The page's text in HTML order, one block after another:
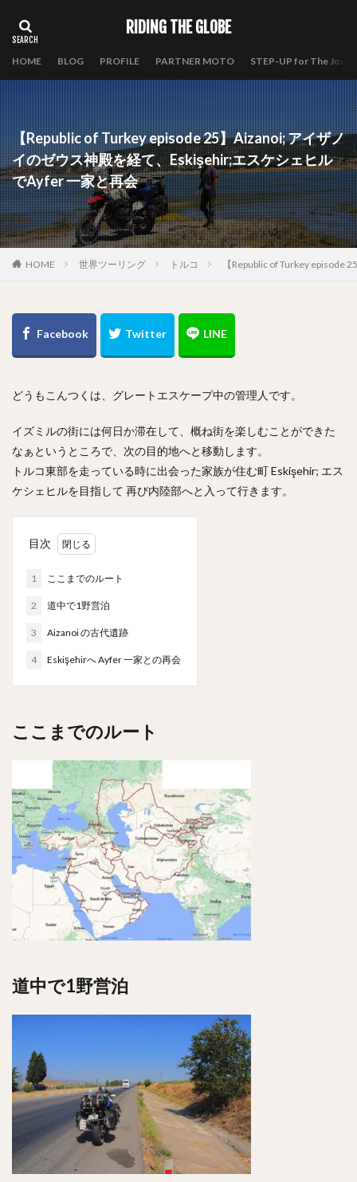
RIDING THE GLOBE
HOME BLOG PROFILE PARTNER MOTO STEP-UP for The
【Republic of Turkey episode 25】Aizanoi; アイザノ
イのゼウス神殿を経て、Eskişehir;エスケシェヒル
でAyfer 一家と再会
HOME 世界ツーリング トルコ 【Republic of Turkey episode
どうもこんつくは、グレートエスケープ中の管理人です。
イズミルの街には何日か滞在して、概ね街を楽しむことができた
なぁというところで、次の目的地へと移動します。
トルコ東部を走っている時に出会った家族が住む町 Eskişehir; エス
ケシェヒルを目指して 再び内陸部へと入って行きます。
目次
1 ここまでのルート
2 道中で1野営泊
3 Aizanoi の古代遺跡
4 Eskişehirへ Ayfer 一家との再会
ここまでのルート
道中で1野営泊